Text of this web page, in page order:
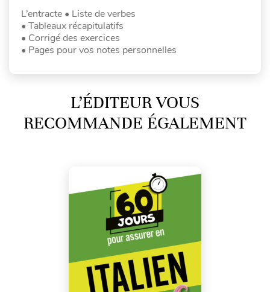
L’entracte • Liste de verbes
• Tableaux récapitulatifs
• Corrigé des exercices
• Pages pour vos notes personnelles
L’ÉDITEUR VOUS
RECOMMANDE ÉGALEMENT